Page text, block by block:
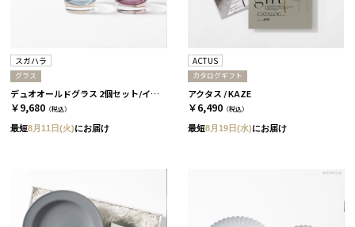
スガハラ
グラス
デュオオールドグラス 2個セット/インディゴ＆ワインレッド［スガハラ］
￥9,680 （税込）
最短8月11日(火)にお届け
ACTUS
カタログギフト
アクタス / KAZE
￥6,490 （税込）
最短8月19日(水)にお届け